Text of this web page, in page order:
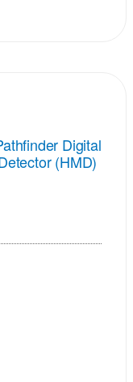
Digital
(HMD)